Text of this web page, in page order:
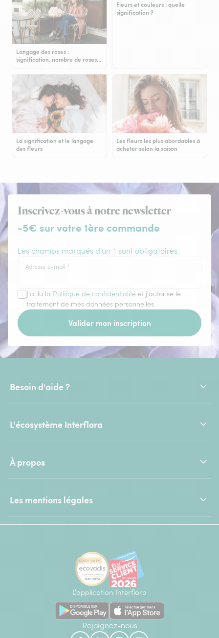
Langage des roses :
signification, nombre de roses…
Fleurs et couleurs : quelle
signification ?
La signification et le langage
des fleurs
Les fleurs les plus abordables à
acheter selon la saison
Inscrivez-vous à notre newsletter
-5€ sur votre 1ère commande
Les champs marqués d'un * sont obligatoires.
Adresse e-mail *
J'ai lu la Politique de confidentialité et j'autorise le
traitement de mes données personnelles.
Valider mon inscription
Besoin d'aide ?
L'écosystème Interflora
À propos
Les mentions légales
L'application Interflora
Rejoignez-nous